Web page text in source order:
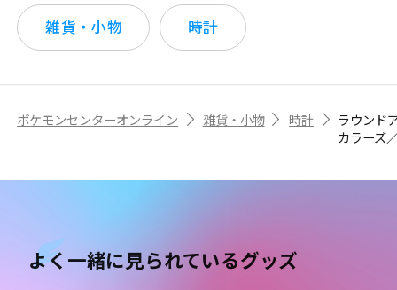
雑貨・小物 時計
ポケモンセンターオンライン 雑貨・小物 時計
ラウンド
カラーズ
よく一緒に見られているグッズ